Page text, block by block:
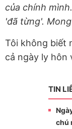
của chính
'đã từng'.
Tôi không biết
cả ngày ly hôn
TIN
chú